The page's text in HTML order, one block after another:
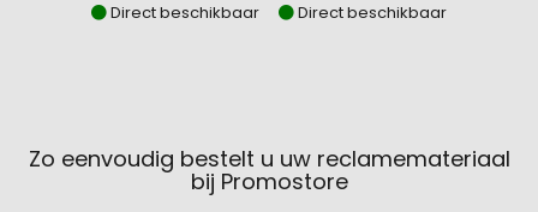
Direct beschikbaar Direct beschikbaar
Zo eenvoudig bestelt u uw reclamemateriaal
bij Promostore